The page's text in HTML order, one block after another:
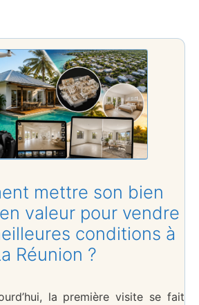
mettre son bien
valeur pour vendre
conditions à
Réunion ?
la première visite se fait